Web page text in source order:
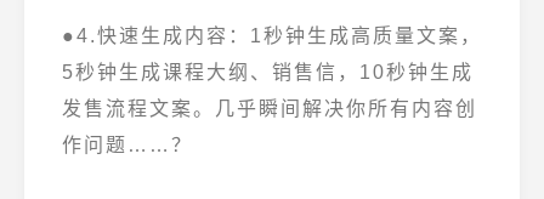
●4.快速生成内容：1秒钟生成高质量文案，
5秒钟生成课程大纲、销售信，10秒钟生成
发售流程文案。几乎瞬间解决你所有内容创
作问题……？